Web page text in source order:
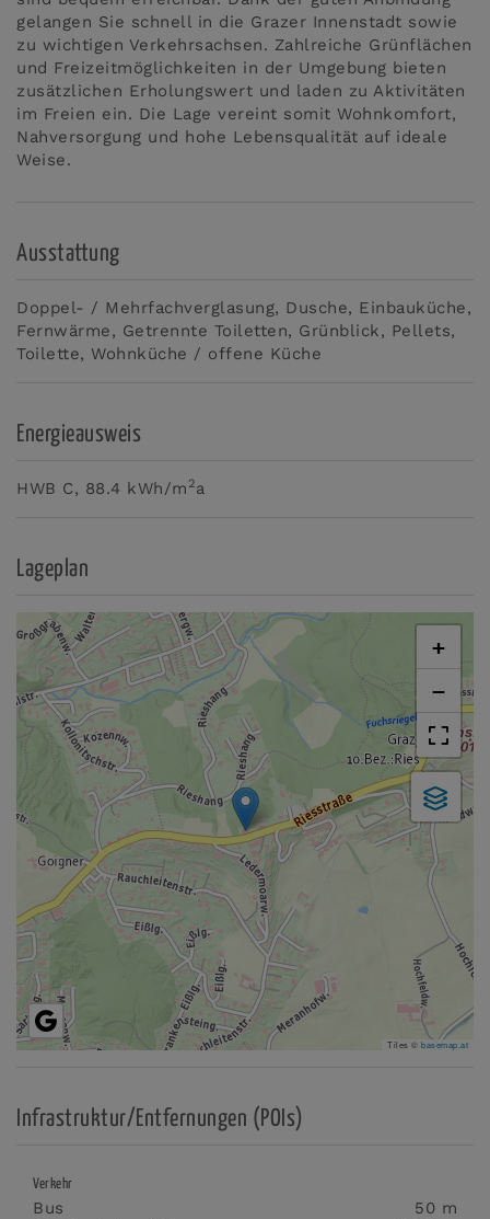
gelangen Sie schnell in die Grazer Innenstadt sowie
zu wichtigen Verkehrsachsen. Zahlreiche Grünflächen
und Freizeitmöglichkeiten in der Umgebung bieten
zusätzlichen Erholungswert und laden zu Aktivitäten
im Freien ein. Die Lage vereint somit Wohnkomfort,
Nahversorgung und hohe Lebensqualität auf ideale
Weise.
Ausstattung
Doppel- / Mehrfachverglasung Dusche
Einbauküche
Fernwärme
Getrennte Toiletten Grünblick
Pellets
Toilette
Wohnküche / offene Küche
Energieausweis
HWB C, 88.4 kWh/m 2a
Lageplan
+
−
Tiles © basemap.at
Infrastruktur/Entfernungen (POIs)
Verkehr
Bus
50 m